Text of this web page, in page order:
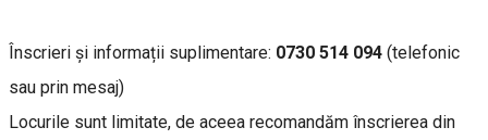
Înscrieri și informații suplimentare: 0730 514 094 (telefonic
sau prin mesaj)
Locurile sunt limitate, de aceea recomandăm înscrierea din